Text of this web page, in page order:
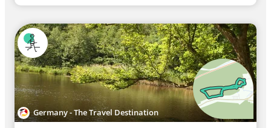
Germany - The Travel Destination